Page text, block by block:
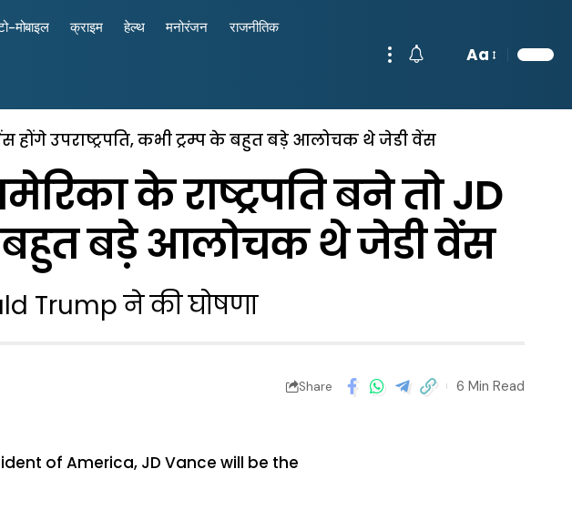
मोबाइल क्राइम हेल्थ मनोरंजन राजनीतिक
Aa
होंगे उपराष्ट्रपति, कभी ट्रम्प के बहुत बड़े आलोचक थे जेडी वेंस
के राष्ट्रपति बने तो JD
बहुत बड़े आलोचक थे जेडी वेंस
Trump ने की घोषणा
Share 6 Min Read